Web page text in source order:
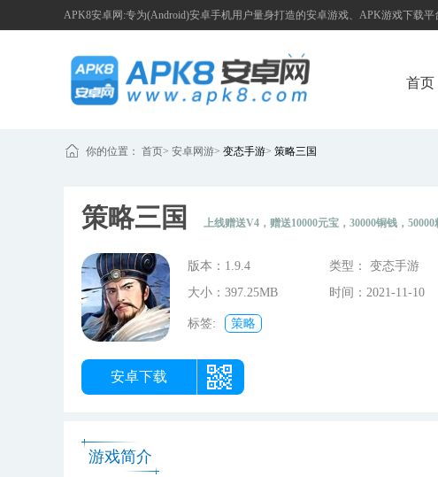
APK8安卓网:专为(Android)安卓手机用户量身打造的安卓游戏、APK游戏下载平
首页
你的位置： 首页> 安卓网游> 变态手游> 策略三国
策略三国 上线赠送V4，赠送10000元宝，30000铜钱，50000
版本：1.9.4 类型： 变态手游
大小：397.25MB
时间：2021-11-10
标签: 策略
安卓下载
游戏简介